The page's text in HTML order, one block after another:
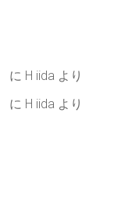
に H iida より
に H iida より